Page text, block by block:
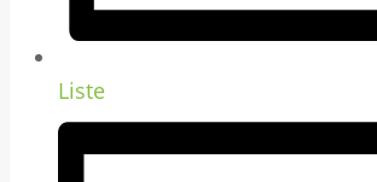
Liste